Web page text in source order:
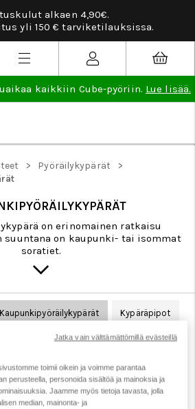
alkaen 4,90€.
yli 150 € tarviketilauksissa.
kaikkiin Cube-pyöriin. Lue lisää.
> Pyöräilykypärät >
on erinomainen ratkaisu
suuntana on kaupunki- tai isommat
soratiet.
Kaupunkipyöräilykypärät Kypäräpipot
Pyöräilykypärän varaosat
toimii oikein ja voimme parantaa
perusteella, personoida sisältöä ja mainoksia ja
Jaamme myös tietoja tavasta, jolla
median, mainonta- ja
Jatka vain välttämättömillä evästeillä